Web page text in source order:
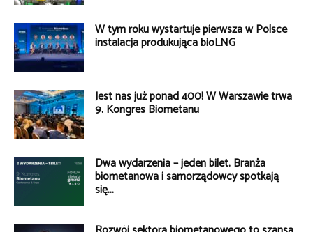
W tym roku wystartuje pierwsza w Polsce
instalacja produkująca bioLNG
Jest nas już ponad 400! W Warszawie trwa
9. Kongres Biometanu
Dwa wydarzenia – jeden bilet. Branża
biometanowa i samorządowcy spotkają
się...